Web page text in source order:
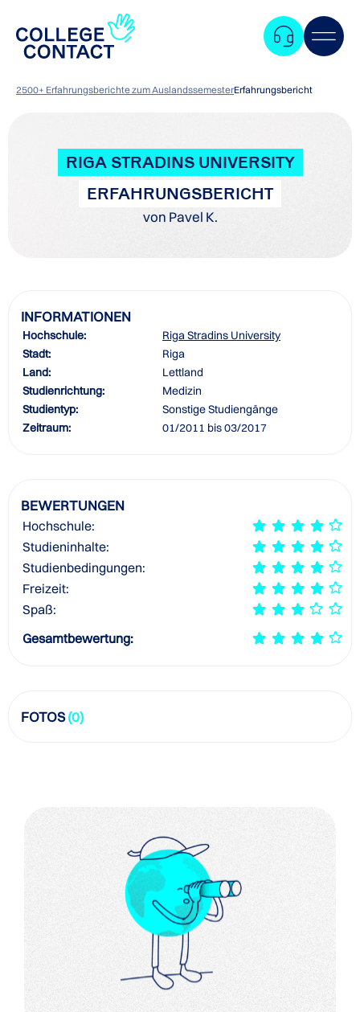
2500+ Erfahrungsberichte zum AuslandssemesterErfahrungsbericht
RIGA STRADINS UNIVERSITY
ERFAHRUNGSBERICHT
von Pavel K.
INFORMATIONEN
Hochschule:
Riga Stradins University
Stadt:
Riga
Land:
Lettland
Studienrichtung:
Medizin
Studientyp:
Sonstige Studiengänge
Zeitraum:
01/2011 bis 03/2017
BEWERTUNGEN
Hochschule:
Studieninhalte:
Studienbedingungen:
Freizeit:
Spaß:
Gesamtbewertung:
FOTOS(0)